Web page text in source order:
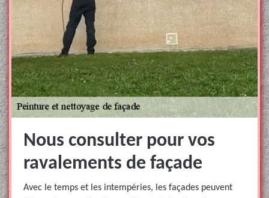
Nous consulter pour vos
ravalements de façade
Avec le temps et les intempéries, les façades peuvent